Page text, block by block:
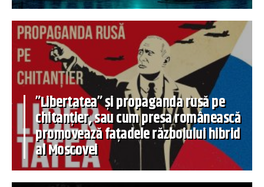
”Libertatea” și propaganda rusă pe
chitanțier, sau cum presa românească
promovează fațadele războiului hibrid
al Moscovei